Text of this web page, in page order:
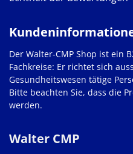
Walter CMP
Der Walter-CMP Shop ist ein
Fachkreise: Er richtet sich
Gesundheitswesen tätige
Bitte beachten Sie, dass die
werden.